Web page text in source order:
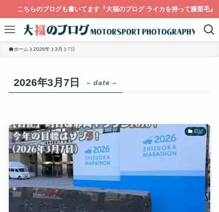
こちらのブログも書いてます『大福のブログ ライカを持って膝栗毛』
ホーム 2026年 3月 7日
2026年3月7日 – date –
日記